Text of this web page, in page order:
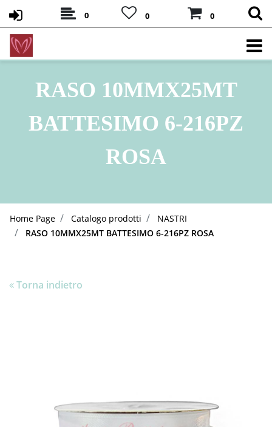
0 0 0
RASO 10MMX25MT
BATTESIMO 6-216PZ
ROSA
Home Page Catalogo prodotti
NASTRI
RASO 10MMX25MT BATTESIMO 6-216PZ ROSA
Torna indietro